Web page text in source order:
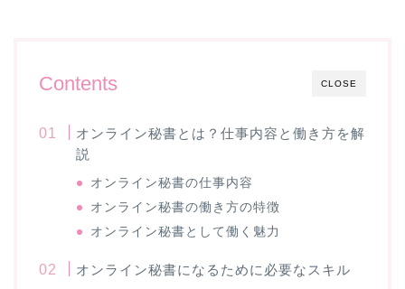
CLOSE
Contents
オンライン秘書とは？仕事内容と働き方を解
説
オンライン秘書の仕事内容
オンライン秘書の働き方の特徴
オンライン秘書として働く魅力
オンライン秘書になるために必要なスキル